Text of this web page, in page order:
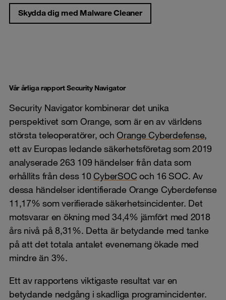
Skydda dig med Malware Cleaner
Vår årliga rapport Security Navigator
Security Navigator kombinerar det unika
perspektivet som Orange, som är en av världens
största teleoperatörer, och Orange Cyberdefense,
ett av Europas ledande säkerhetsföretag som 2019
analyserade 263 109 händelser från data som
erhållits från dess 10CyberSOCoch 16 SOC. Av
dessa händelser identifierade Orange Cyberdefense
11,17% som verifierade säkerhetsincidenter. Det
motsvarar en ökning med 34,4% jämfört med 2018
års nivå på 8,31%. Detta är betydande med tanke
på att det totala antalet evenemang ökade med
mindre än 3%.
Ett av rapportens viktigaste resultat var en
betydande nedgång i skadliga programincidenter.